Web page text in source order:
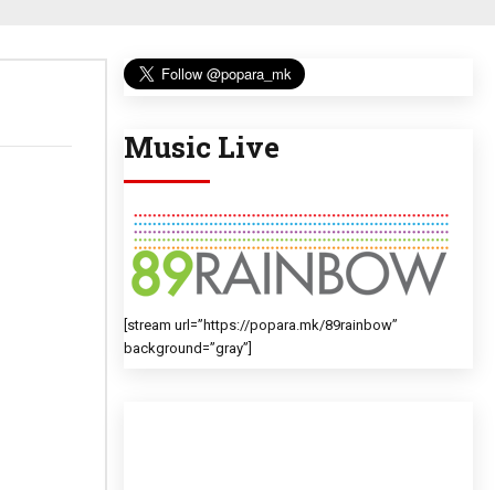
Music Live
[stream url=”https://popara.mk/89rainbow”
background=”gray”]